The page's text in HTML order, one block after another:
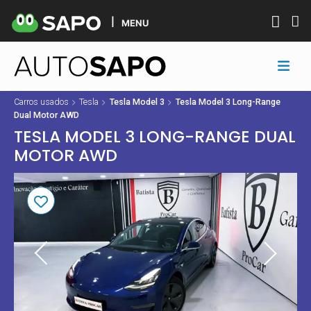
MENU
Carros usados Tesla Tesla Model 3
Tesla Model 3 Long-Range
Dual Motor AWD
TESLA MODEL 3 LONG-RANGE DUAL
MOTOR AWD